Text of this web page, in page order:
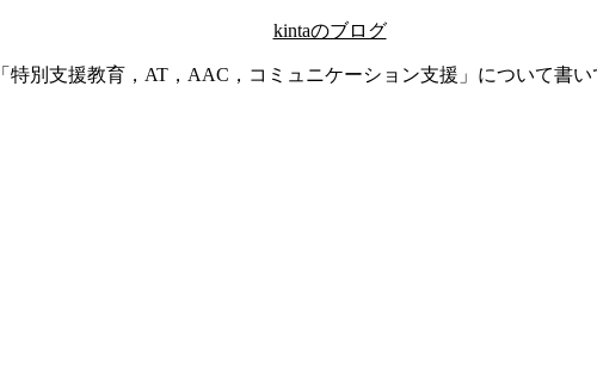
kintaのブログ
「特別支援教育，AT，AAC，コミュニケーション支援」について書